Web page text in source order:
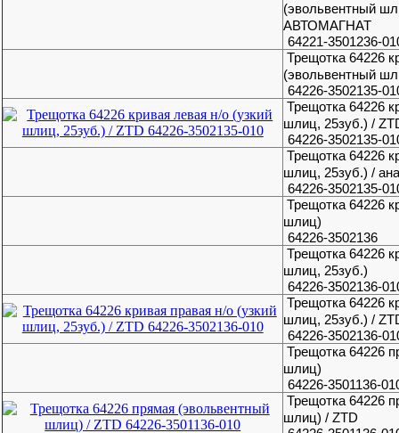
(эвольвентный
АВТОМАГНАТ
64221-3501236-
Трещотка 64226
(эвольвентный
64226-3502135-
Трещотка 64226
шлиц, 25зуб.) /
64226-3502135-
Трещотка 64226
шлиц, 25зуб.) /
64226-3502135-
Трещотка 64226
шлиц)
64226-3502136
Трещотка 64226
шлиц, 25зуб.)
64226-3502136-
Трещотка 64226
шлиц, 25зуб.) /
64226-3502136-
Трещотка 64226
шлиц)
64226-3501136-
Трещотка 64226
шлиц) / ZTD